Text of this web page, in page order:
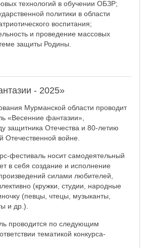
технологий в обучении ОБЗР;
политики в области
воспитания;
и проведение массовых
защиты Родины.
- 2025»
Мурманской области проводит
«Весенние фантазии»,
защитника Отечества и 80-летию
Отечественной войне.
фестиваль носит самодеятельный
в себя создание и исполнение
силами любителей,
(кружки, студии, народные
(певцы, чтецы, музыканты,
и др.).
проводится по следующим
тематикой конкурса-